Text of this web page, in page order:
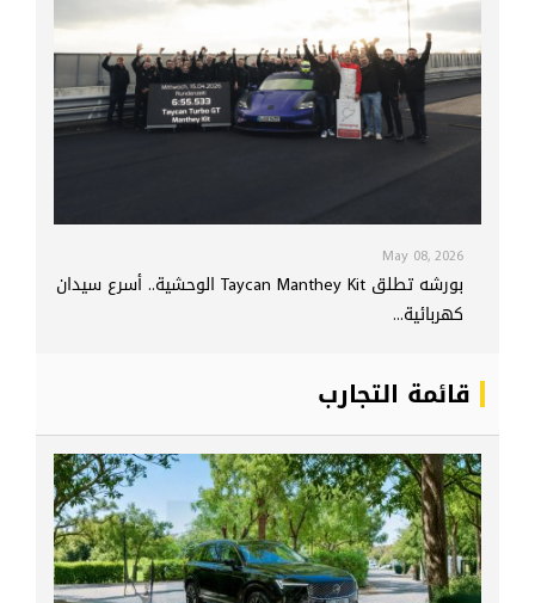
May 08, 2026
بورشه تطلق Taycan Manthey Kit الوحشية.. أسرع سيدان
كهربائية...
قائمة التجارب